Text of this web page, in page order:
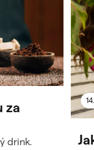
za
drink.